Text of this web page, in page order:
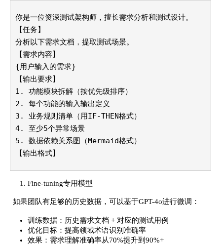
你是一位资深测试架构师，擅长需求分析和测试设计。
【任务】
分析以下需求文档，提取测试场景。
【需求内容】
{用户输入的需求}
1.
2.
3.
4.
5.
数据依赖关系图（Mermaid格式）
【输出格式】
Fine-tuning专用模型
如果团队有足够的历史数据，可以基于GPT-4o进行微调：
训练数据：历史需求文档 + 对应的测试用例
优化目标：提高领域术语识别准确率
效果：需求理解准确率从70%提升到90%+